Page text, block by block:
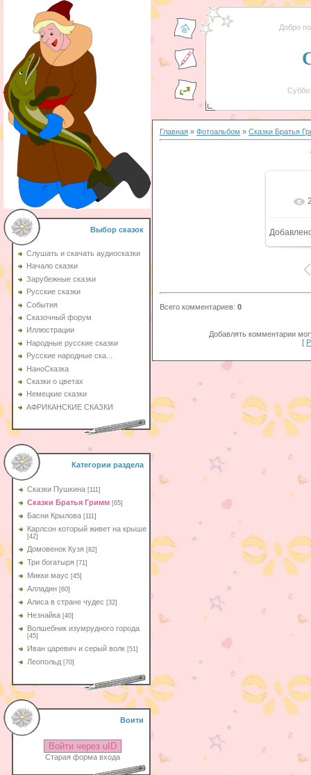
Выбор сказок
Слушать и скачать аудиосказки
Начало сказки
Зарубежные сказки
Русские сказки
События
Сказочный форум
Иллюстрации
Народные русские сказки
Русские народные ска...
НаноСказка
Сказки о цветах
Немецкие сказки
АФРИКАНСКИЕ СКАЗКИ
Категории раздела
Сказки Пушкина [111]
Сказки Братья Гримм [65]
Басни Крылова [111]
Карлсон который живет на крыше
[42]
Домовенок Кузя [82]
Три богатыря [71]
Микки маус [45]
Алладин [60]
Aлиса в стране чудес [32]
Незнайка [40]
Волшебник изумрудного города
[45]
Иван царевич и серый волк [51]
Леопольд [70]
Воити
Войти через uID
Старая форма входа
Добро
Главная » Фотоальбом » Сказки Братья
Всего комментариев: 0
Добавлять комментарии
[